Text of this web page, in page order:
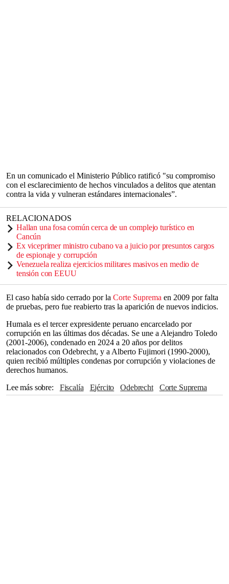
En un comunicado el Ministerio Público ratificó "su compromiso
con el esclarecimiento de hechos vinculados a delitos que atentan
contra la vida y vulneran estándares internacionales”.
RELACIONADOS
Hallan una fosa común cerca de un complejo turístico en
Cancún
Ex viceprimer ministro cubano va a juicio por presuntos cargos
de espionaje y corrupción
Venezuela realiza ejercicios militares masivos en medio de
tensión con EEUU
El caso había sido cerrado por la Corte Suprema en 2009 por falta
de pruebas, pero fue reabierto tras la aparición de nuevos indicios.
Humala es el tercer expresidente peruano encarcelado por
corrupción en las últimas dos décadas. Se une a Alejandro Toledo
(2001-2006), condenado en 2024 a 20 años por delitos
relacionados con Odebrecht, y a Alberto Fujimori (1990-2000),
quien recibió múltiples condenas por corrupción y violaciones de
derechos humanos.
Lee más sobre
Fiscalía Ejército Odebrecht Corte Suprema